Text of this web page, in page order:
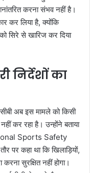
करना संभव नहीं है।
कर लिया है, क्योंकि
सिरे से खारिज कर दिया
निर्देशों का
अब इस मामले को किसी
कर रहा है। उन्होंने बताया
Sports Safety
पर कहा था कि खिलाड़ियों,
सुरक्षित नहीं होगा।